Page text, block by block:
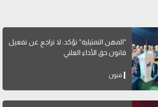
"المهن التمثيلية" تؤكد: لا تراجع عن تفعيل
قانون حق الأداء العلني
فنون